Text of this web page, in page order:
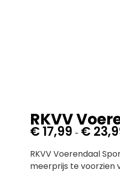
RKVV
€17,99 - €
RKVV Voerendaal
meerprijs te voorzien